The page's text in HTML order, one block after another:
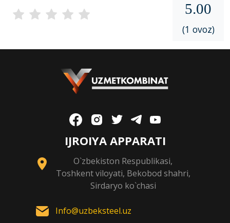
5.00
(1 ovoz)
IJROIYA APPARATI
O`zbekiston Respublikasi,
Toshkent viloyati, Bekobod shahri,
Sirdaryo ko`chasi
Info@uzbeksteel.uz